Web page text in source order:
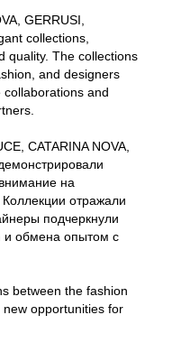
GERRUSI,
collections,
quality. The collections
and designers
and
CATARINA NOVA,
на
отражали
подчеркнули
и обмена опытом с
between the fashion
opportunities for